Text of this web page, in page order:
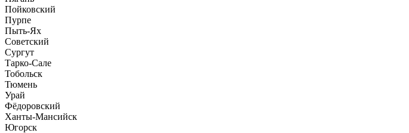
Пойковский
Пурпе
Пыть-Ях
Советский
Сургут
Тарко-Сале
Тобольск
Тюмень
Урай
Фёдоровский
Ханты-Мансийск
Югорск